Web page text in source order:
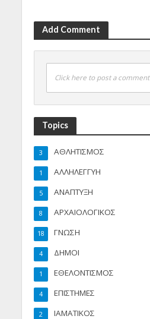
Add Comment
Click here to post a comment
Topics
ΑΘΛΗΤΙΣΜΟΣ
3
ΑΛΛΗΛΕΓΓΥΗ
1
ΑΝΑΠΤΥΞΗ
5
ΑΡΧΑΙΟΛΟΓΙΚΟΣ
8
ΓΝΩΣΗ
18
ΔΗΜΟΙ
4
ΕΘΕΛΟΝΤΙΣΜΟΣ
1
ΕΠΙΣΤΗΜΕΣ
4
ΙΑΜΑΤΙΚΟΣ
2